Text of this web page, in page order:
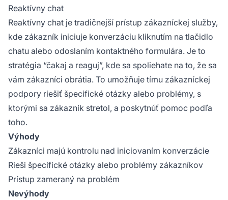
Reaktívny chat
Reaktívny chat je tradičnejší prístup zákazníckej služby,
kde zákazník iniciuje konverzáciu kliknutím na tlačidlo
chatu alebo odoslaním kontaktného formulára. Je to
stratégia “čakaj a reaguj”, kde sa spoliehate na to, že sa
vám zákazníci obrátia. To umožňuje tímu zákazníckej
podpory riešiť špecifické otázky alebo problémy, s
ktorými sa zákazník stretol, a poskytnúť pomoc podľa
toho.
Výhody
Zákazníci majú kontrolu nad iniciovaním konverzácie
Rieši špecifické otázky alebo problémy zákazníkov
Prístup zameraný na problém
Nevýhody